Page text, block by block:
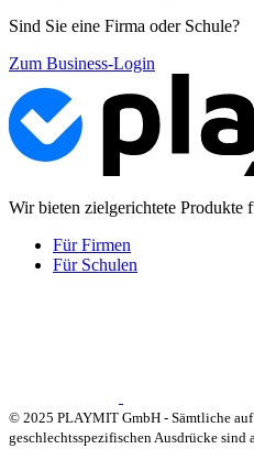
Sind Sie eine Firma oder Schule?
Zum Business-Login
Wir bieten zielgerichtete Produkte
Für Firmen
Für Schulen
© 2025 PLAYMIT GmbH - Sämtliche auf
geschlechtsspezifischen Ausdrücke sind